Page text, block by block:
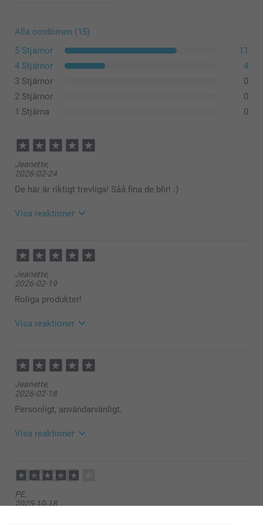
Alla omdömen (15)
5 Stjärnor
11
4 Stjärnor
4
3 Stjärnor
0
2 Stjärnor
0
1 Stjärna
0
Jeanette,
2026-02-24
De här är riktigt trevliga! Såå fina de blir! :)
Visa reaktioner
10:07
Hej Jeanette,
Stort tack för dina ⭐️⭐️⭐️⭐️⭐️ och omdöme, underbart
att du gillar Minikorten, det gläder oss mycket 🩵
Varma hälsningar,
Kirsi @smartphoto
Jeanette,
2026-02-19
Roliga produkter!
Visa reaktioner
13:45
Hej Jeanette,
Stort tack för dina ⭐️⭐️⭐️⭐️⭐️ och omdöme, vi är glada
att du är nöjd med dina minikort!
Vi önskar dig en fin dag!
Varma hälsningar,
Kirsi @smartphoto
Jeanette,
2026-02-18
Personligt, användarvänligt.
Visa reaktioner
13:34
att du är nöjd med dina minikort!
PE,
2025-10-18